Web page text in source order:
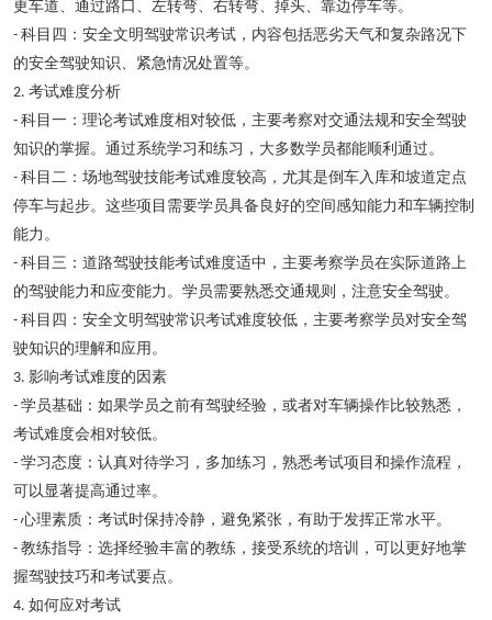
更车道、通过路口、左转弯、右转弯、掉头、靠边停车等。
- 科目四：安全文明驾驶常识考试，内容包括恶劣天气和复杂路况下
的安全驾驶知识、紧急情况处置等。
2. 考试难度分析
- 科目一：理论考试难度相对较低，主要考察对交通法规和安全驾驶
知识的掌握。通过系统学习和练习，大多数学员都能顺利通过。
- 科目二：场地驾驶技能考试难度较高，尤其是倒车入库和坡道定点
停车与起步。这些项目需要学员具备良好的空间感知能力和车辆控制
能力。
- 科目三：道路驾驶技能考试难度适中，主要考察学员在实际道路上
的驾驶能力和应变能力。学员需要熟悉交通规则，注意安全驾驶。
- 科目四：安全文明驾驶常识考试难度较低，主要考察学员对安全驾
驶知识的理解和应用。
3. 影响考试难度的因素
- 学员基础：如果学员之前有驾驶经验，或者对车辆操作比较熟悉，
考试难度会相对较低。
- 学习态度：认真对待学习，多加练习，熟悉考试项目和操作流程，
可以显著提高通过率。
- 心理素质：考试时保持冷静，避免紧张，有助于发挥正常水平。
- 教练指导：选择经验丰富的教练，接受系统的培训，可以更好地掌
握驾驶技巧和考试要点。
4. 如何应对考试